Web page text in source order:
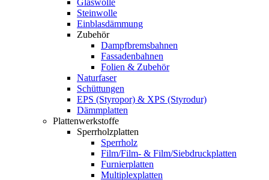
Glaswolle
Steinwolle
Einblasdämmung
Zubehör
Dampfbremsbahnen
Fassadenbahnen
Folien & Zubehör
Naturfaser
Schüttungen
EPS (Styropor) & XPS (Styrodur)
Dämmplatten
Plattenwerkstoffe
Sperrholzplatten
Sperrholz
Film/Film- & Film/Siebdruckplatten
Furnierplatten
Multiplexplatten